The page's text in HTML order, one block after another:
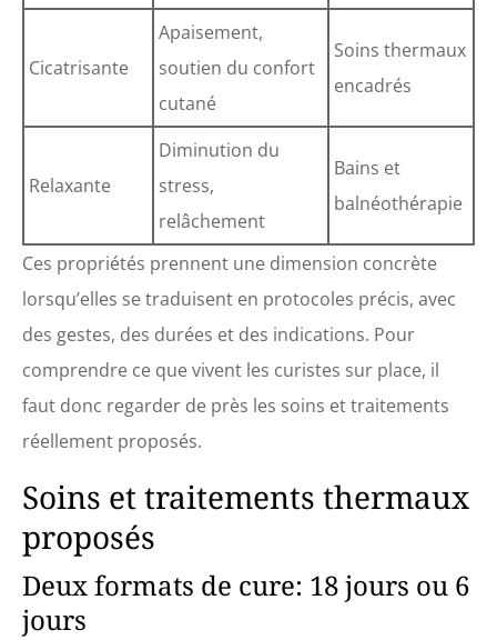
Cicatrisante
Apaisement,
soutien du confort
cutané
Soins thermaux
encadrés
Relaxante
Diminution du
stress,
relâchement
Bains et
balnéothérapie
Ces propriétés prennent une dimension concrète
lorsqu’elles se traduisent en protocoles précis, avec
des gestes, des durées et des indications. Pour
comprendre ce que vivent les curistes sur place, il
faut donc regarder de près les soins et traitements
réellement proposés.
Soins et traitements thermaux
proposés
Deux formats de cure: 18 jours ou 6
jours